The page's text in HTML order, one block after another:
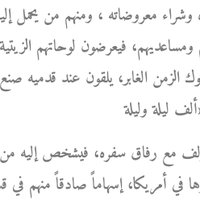
وشراء معروضاته ، ومنهم من يحمل
فيعرضون لوحاتهم الزيتية
الغابر، يلقون عند قدميه صنع
رفاق سفره، فيشخص إليه من
في أمريكا، إسهاماً صادقاً منهم